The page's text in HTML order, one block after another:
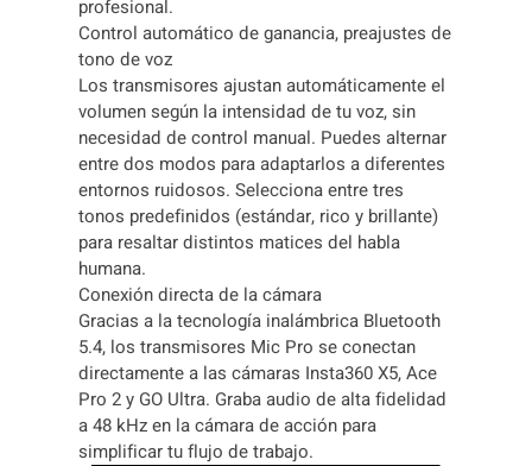
profesional.
Control automático de ganancia, preajustes de
tono de voz
Los transmisores ajustan automáticamente el
volumen según la intensidad de tu voz, sin
necesidad de control manual. Puedes alternar
entre dos modos para adaptarlos a diferentes
entornos ruidosos. Selecciona entre tres
tonos predefinidos (estándar, rico y brillante)
para resaltar distintos matices del habla
humana.
Conexión directa de la cámara
Gracias a la tecnología inalámbrica Bluetooth
5.4, los transmisores Mic Pro se conectan
directamente a las cámaras Insta360 X5, Ace
Pro 2 y GO Ultra. Graba audio de alta fidelidad
a 48 kHz en la cámara de acción para
simplificar tu flujo de trabajo.